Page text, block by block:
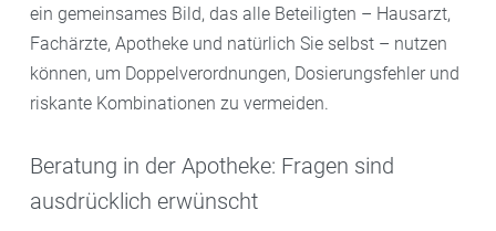
ein gemeinsames Bild, das alle Beteiligten – Hausarzt,
Fachärzte, Apotheke und natürlich Sie selbst – nutzen
können, um Doppelverordnungen, Dosierungsfehler und
riskante Kombinationen zu vermeiden.
Beratung in der Apotheke: Fragen sind
ausdrücklich erwünscht